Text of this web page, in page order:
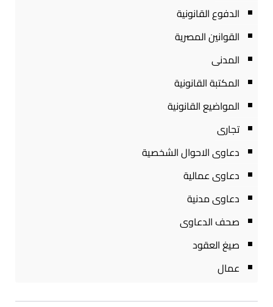
الدفوع القانونية
القوانين المصرية
المدنى
المكتبة القانونية
المواضيع القانونية
تجارى
دعاوى الاحوال الشخصية
دعاوى عمالية
دعاوى مدنية
صحف الدعاوى
صيغ العقود
عمال